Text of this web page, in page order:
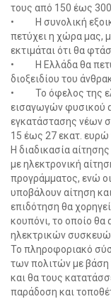
τους από 150 έως
• Η συνολική
πετύχει η χώρα μας,
εκτιμάται ότι θα
• Η Ελλάδα θα
διοξειδίου του
• Το όφελος της
εισαγωγών φυσικού
εγκατάστασης νέων
15 έως 27 εκατ. ευρώ
Η διαδικασία
με ηλεκτρονική
προγράμματος, ενώ
υποβάλουν αίτηση
επιδότηση θα
κουπόνι, το οποίο θα
ηλεκτρικών
Το πληροφοριακό
των πολιτών με βάση
και θα τους
παράδοση και